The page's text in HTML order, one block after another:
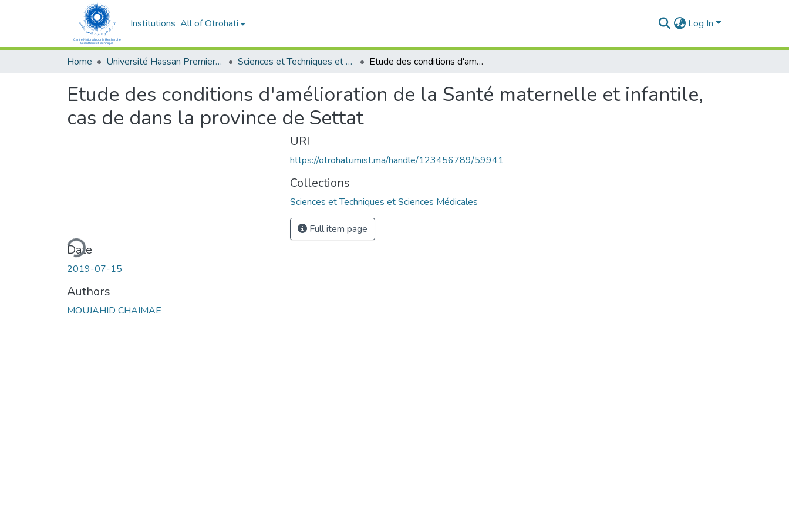
Institutions All of Otrohati Log In
Home Université Hassan Premier- Settat Sciences et Techniques et Sciences Médicales Etude des conditions d'amélioration de la Santé maternelle et infantile, cas de dans la province de Settat
Etude des conditions d'amélioration de la Santé maternelle et infantile,
cas de dans la province de Settat
Loading...
Date
2019-07-15
Authors
MOUJAHID CHAIMAE
URI
https://otrohati.imist.ma/handle/123456789/59941
Collections
Sciences et Techniques et Sciences Médicales
Full item page